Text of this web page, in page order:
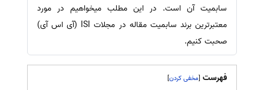
سابمیت آن است. در این مطلب میخواهیم در مورد
معتبرترین برند سابمیت مقاله در مجلات ISI (آی اس آی)
صحبت کنیم.
فهرست [
]